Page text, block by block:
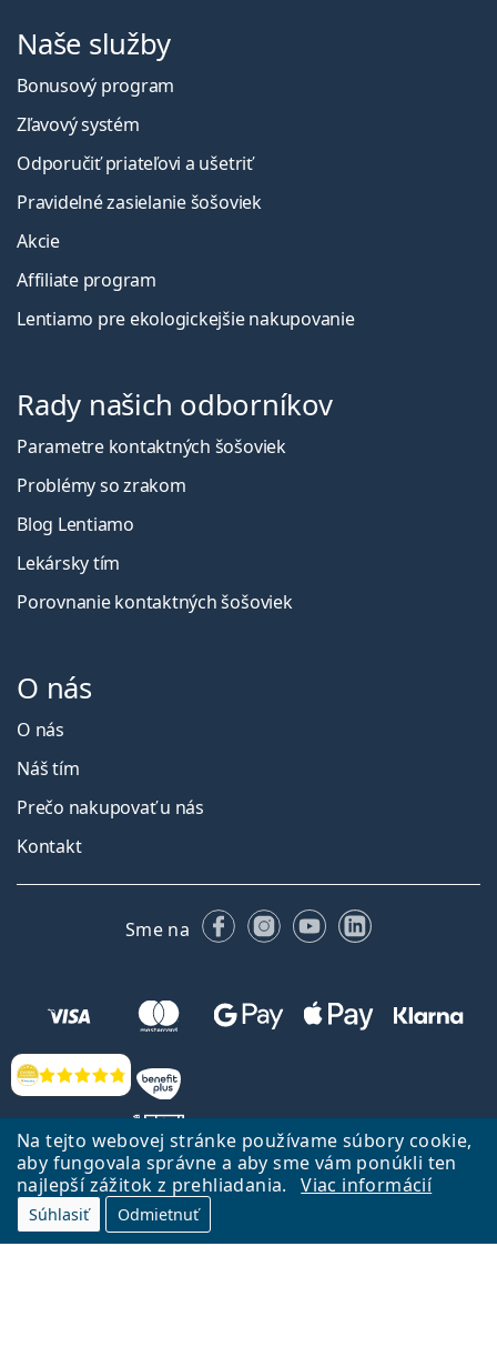
Na tejto webovej stránke používame súbory cookie,
aby fungovala správne a aby sme vám ponúkli ten
najlepší zážitok z prehliadania.
Viac informácií
Súhlasiť Odmietnuť
Hodnotenia
Naše služby
Bonusový program
Zľavový systém
Odporučiť priateľovi a ušetriť
Pravidelné zasielanie šošoviek
Akcie
Affiliate program
Lentiamo pre ekologickejšie nakupovanie
Rady našich odborníkov
Parametre kontaktných šošoviek
Problémy so zrakom
Blog Lentiamo
Lekársky tím
Porovnanie kontaktných šošoviek
O nás
O nás
Náš tím
Prečo nakupovať u nás
Kontakt
Sme na FacebookuInstagrame
YouTubeLinkedIn
Späť na Úvodnu stránku
Lentiamo.sk vlastní a prevádzkuje spoločnosť Lentiamo s.r.o., Česká